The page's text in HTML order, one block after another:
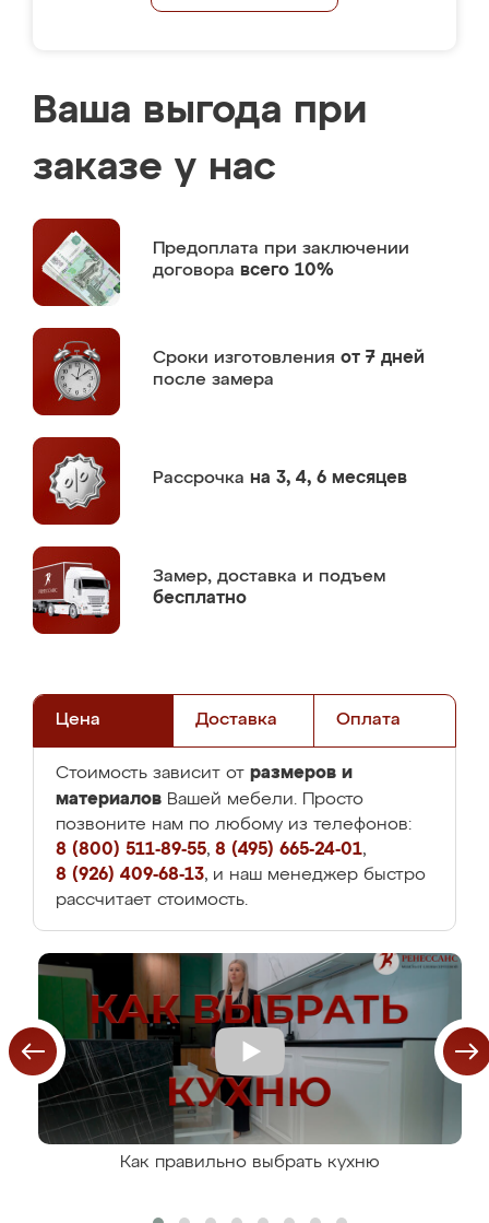
Ваша выгода при
заказе у нас
Предоплата при заключении
договора всего 10%
Сроки изготовления от 7 дней
после замера
Рассрочка на 3, 4, 6 месяцев
Замер, доставка и подъем
бесплатно
Цена Доставка Оплата
Стоимость зависит от размеров и
материалов Вашей мебели. Просто
позвоните нам по любому из телефонов:
8 (800) 511-89-55, 8 (495) 665-24-01,
8 (926) 409-68-13, и наш менеджер быстро
рассчитает стоимость.
Как правильно выбрать кухню